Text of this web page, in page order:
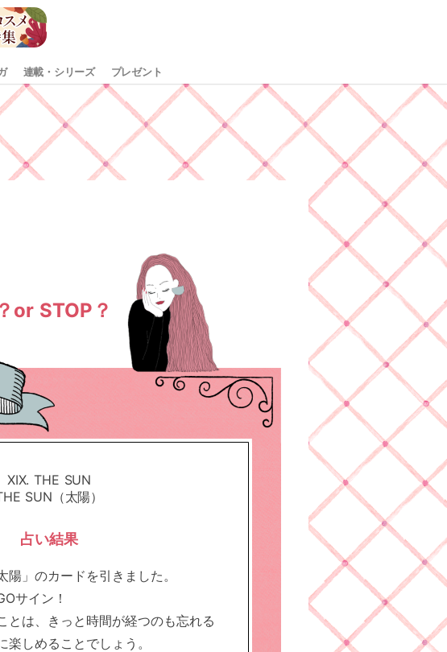
連載・シリーズ プレゼント
or STOP？
XIX. THE SUN
SUN（太陽）
占い結果
陽」のカードを引きました。
サイン！
とは、きっと時間が経つのも忘れる
しめることでしょう。